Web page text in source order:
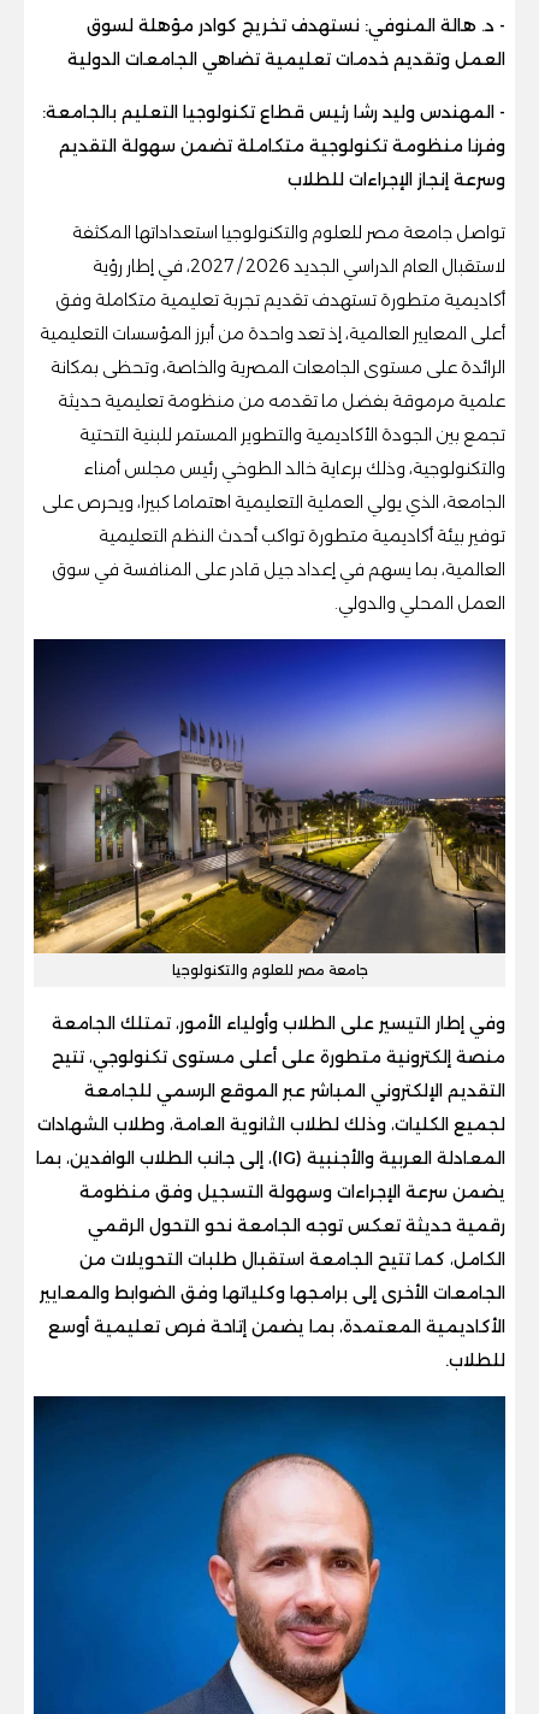
- د. هالة المنوفي: نستهدف تخريج كوادر مؤهلة لسوق
العمل وتقديم خدمات تعليمية تضاهي الجامعات الدولية
- المهندس وليد رشا رئيس قطاع تكنولوجيا التعليم بالجامعة:
وفرنا منظومة تكنولوجية متكاملة تضمن سهولة التقديم
وسرعة إنجاز الإجراءات للطلاب
تواصل جامعة مصر للعلوم والتكنولوجيا استعداداتها المكثفة
لاستقبال العام الدراسي الجديد 2026 / 2027، في إطار رؤية
أكاديمية متطورة تستهدف تقديم تجربة تعليمية متكاملة وفق
أعلى المعايير العالمية، إذ تعد واحدة من أبرز المؤسسات التعليمية
الرائدة على مستوى الجامعات المصرية والخاصة، وتحظى بمكانة
علمية مرموقة بفضل ما تقدمه من منظومة تعليمية حديثة
تجمع بين الجودة الأكاديمية والتطوير المستمر للبنية التحتية
والتكنولوجية، وذلك برعاية خالد الطوخي رئيس مجلس أمناء
الجامعة، الذي يولي العملية التعليمية اهتماما كبيرا، ويحرص على
توفير بيئة أكاديمية متطورة تواكب أحدث النظم التعليمية
العالمية، بما يسهم في إعداد جيل قادر على المنافسة في سوق
العمل المحلي والدولي.
جامعة مصر للعلوم والتكنولوجيا
وفي إطار التيسير على الطلاب وأولياء الأمور، تمتلك الجامعة
منصة إلكترونية متطورة على أعلى مستوى تكنولوجي، تتيح
التقديم الإلكتروني المباشر عبر الموقع الرسمي للجامعة
لجميع الكليات، وذلك لطلاب الثانوية العامة، وطلاب الشهادات
المعادلة العربية والأجنبية (IG)، إلى جانب الطلاب الوافدين، بما
يضمن سرعة الإجراءات وسهولة التسجيل وفق منظومة
رقمية حديثة تعكس توجه الجامعة نحو التحول الرقمي
الكامل، كما تتيح الجامعة استقبال طلبات التحويلات من
الجامعات الأخرى إلى برامجها وكلياتها وفق الضوابط والمعايير
الأكاديمية المعتمدة، بما يضمن إتاحة فرص تعليمية أوسع
للطلاب.